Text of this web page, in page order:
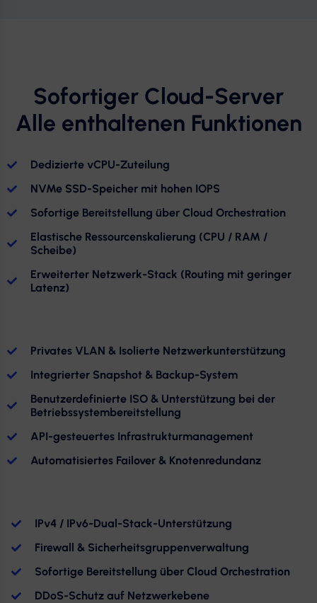
Sofortiger Cloud-Server
Alle enthaltenen Funktionen
Dedizierte vCPU-Zuteilung
NVMe SSD-Speicher mit hohen IOPS
Sofortige Bereitstellung über Cloud Orchestration
Elastische Ressourcenskalierung (CPU / RAM /
Scheibe)
Erweiterter Netzwerk-Stack (Routing mit geringer
Latenz)
Privates VLAN & Isolierte Netzwerkunterstützung
Integrierter Snapshot & Backup-System
Benutzerdefinierte ISO & Unterstützung bei der
Betriebssystembereitstellung
API-gesteuertes Infrastrukturmanagement
Automatisiertes Failover & Knotenredundanz
IPv4 / IPv6-Dual-Stack-Unterstützung
Firewall & Sicherheitsgruppenverwaltung
Sofortige Bereitstellung über Cloud Orchestration
DDoS-Schutz auf Netzwerkebene